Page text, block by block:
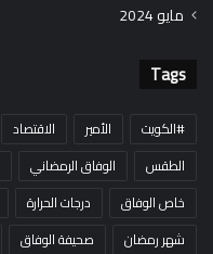
مايو 2024
Tags
#الكويت الأمير الاقتصاد
الطقس
الوفاق الرمضاني
خاص الوفاق
درجات الحرارة
شهر رمضان
صحيفة الوفاق